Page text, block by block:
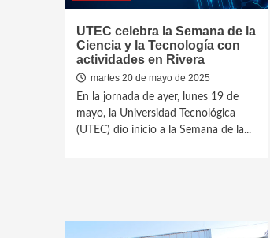
UTEC celebra la Semana de la
Ciencia y la Tecnología con
actividades en Rivera
martes 20 de mayo de 2025
En la jornada de ayer, lunes 19 de
mayo, la Universidad Tecnológica
(UTEC) dio inicio a la Semana de la...